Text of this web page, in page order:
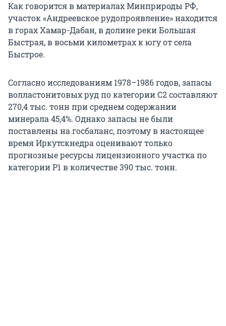
Как говорится в материалах Минприроды РФ,
участок «Андреевское рудопроявление» находится
в горах Хамар-Дабан, в долине реки Большая
Быстрая, в восьми километрах к югу от села
Быстрое.
Согласно исследованиям 1978–1986 годов, запасы
волластонитовых руд по категории C2 составляют
270,4 тыс. тонн при среднем содержании
минерала 45,4%. Однако запасы не были
поставлены на госбаланс, поэтому в настоящее
время Иркутскнедра оценивают только
прогнозные ресурсы лицензионного участка по
категории P1 в количестве 390 тыс. тонн.